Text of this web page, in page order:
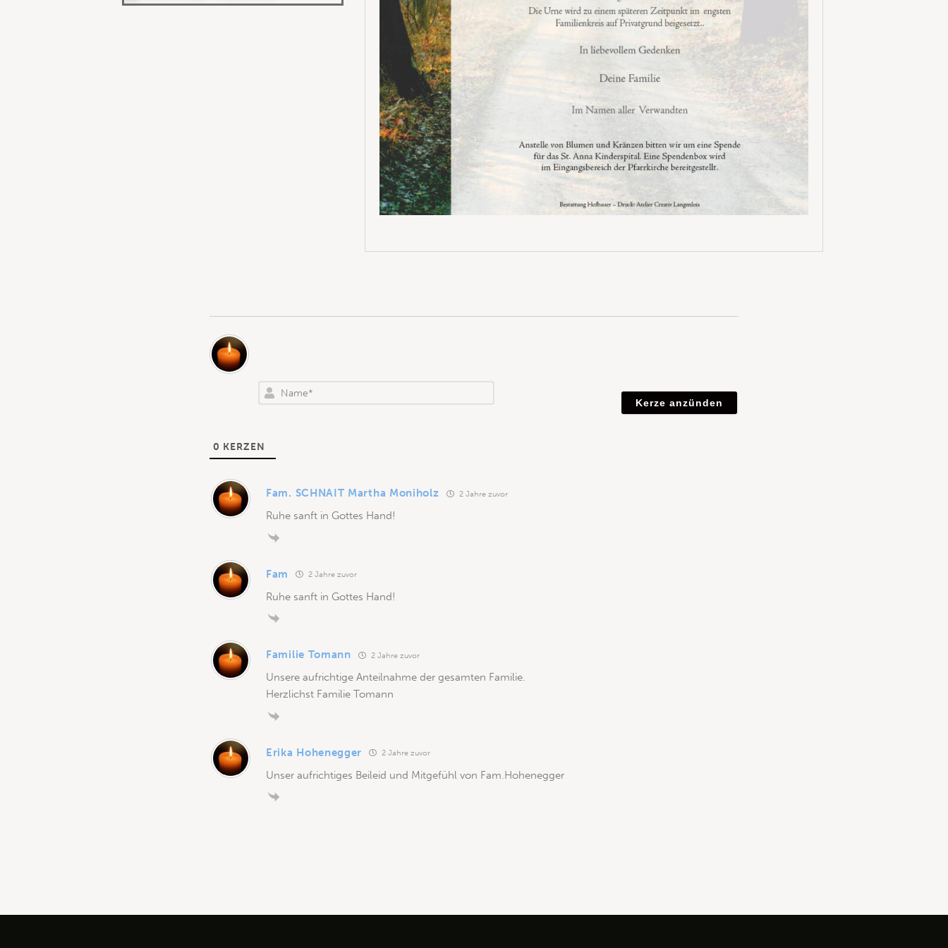
a
0 KERZEN
Fam. SCHNAIT Martha Moniholz 2 Jahre zuvor
Ruhe sanft in Gottes Hand!
Fam 2 Jahre zuvor
Ruhe sanft in Gottes Hand!
Familie Tomann 2 Jahre zuvor
Unsere aufrichtige Anteilnahme der gesamten Familie.
Herzlichst Familie Tomann
Erika Hohenegger 2 Jahre zuvor
Unser aufrichtiges Beileid und Mitgefühl von Fam.Hohenegger